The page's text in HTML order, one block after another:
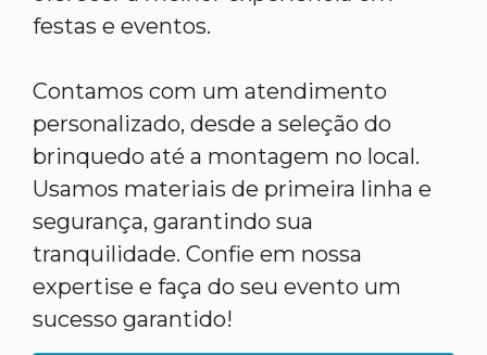
festas e eventos.
Contamos com um atendimento
personalizado, desde a seleção do
brinquedo até a montagem no local.
Usamos materiais de primeira linha e
segurança, garantindo sua
tranquilidade. Confie em nossa
expertise e faça do seu evento um
sucesso garantido!